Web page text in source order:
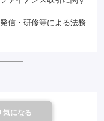
信・研修等による法務
気になる